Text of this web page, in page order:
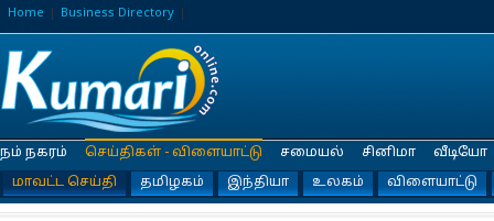
Home Business Directory
நம் நகரம்
செய்திகள் - விளையாட்டு
மாவட்ட செய்தி
தமிழகம் இந்தியா உலகம் விளையாட்டு
சமையல் சினிமா வீடியோ